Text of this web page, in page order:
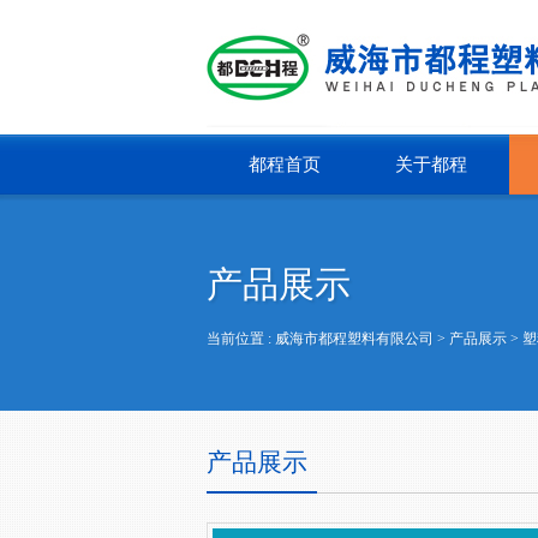
都程首页 关于都程
产品展示
当前位置 : 威海市都程塑料有限公司 > 产品展示 >
产品展示